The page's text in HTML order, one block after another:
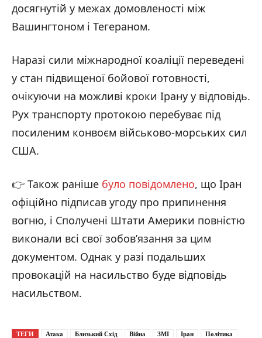
досягнутій у межах домовленості між
Вашингтоном і Тегераном.
Наразі сили міжнародної коаліції переведені
у стан підвищеної бойової готовності,
очікуючи на можливі кроки Ірану у відповідь.
Рух транспорту протокою перебуває під
посиленим конвоєм військово-морських сил
США.
👉 Також раніше було повідомлено, що Іран
офіційно підписав угоду про припинення
вогню, і Сполучені Штати Америки повністю
виконали всі свої зобов’язання за цим
документом. Однак у разі подальших
провокацій на насильство буде відповідь
насильством.
ТЕГИ Атака Близький Схід Війна ЗМІ Іран Політика